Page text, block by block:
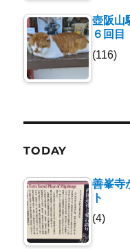
壺阪山
６回目
(116)
TODAY
善峯寺
ト
(4)